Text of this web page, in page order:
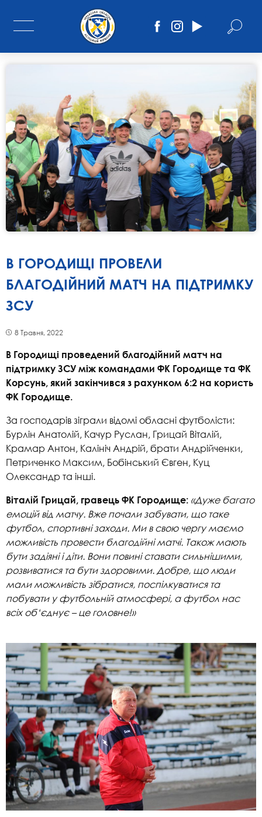
В ГОРОДИЩІ ПРОВЕЛИ
БЛАГОДІЙНИЙ МАТЧ НА ПІДТРИМКУ
ЗСУ
8 Травня, 2022
В Городищі проведений благодійний матч на
підтримку ЗСУ між командами ФК Городище та ФК
Корсунь, який закінчився з рахунком 6:2 на користь
ФК Городище.
За господарів зіграли відомі обласні футболісти:
Бурлін Анатолій, Качур Руслан, Грицай Віталій,
Крамар Антон, Калініч Андрій, брати Андрійченки,
Петриченко Максим, Бобінський Євген, Куц
Олександр та інші.
Віталій Грицай, гравець ФК Городище: «Дуже багато
емоцій від матчу. Вже почали забувати, що таке
футбол, спортивні заходи. Ми в свою чергу маємо
можливість провести благодійні матчі. Також мають
бути задіяні і діти. Вони повині ставати сильнішими,
розвиватися та бути здоровими. Добре, що люди
мали можливість зібратися, поспілкуватися та
побувати у футбольній атмосфері, а футбол нас
всіх об‘єднує – це головне!»